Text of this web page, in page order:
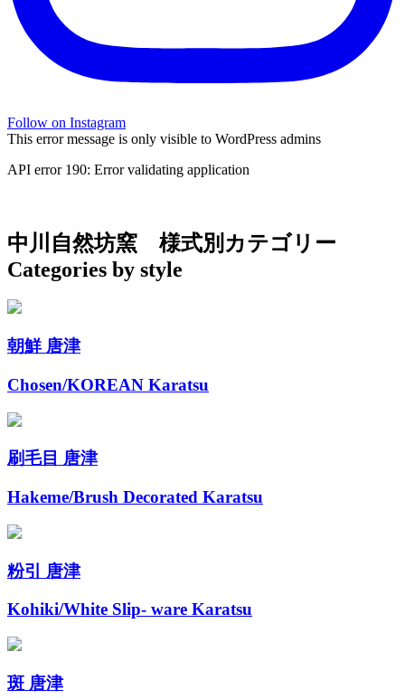
Follow on Instagram
This error message is only visible to WordPress admins
API error 190: Error validating application
中川自然坊窯
様式別カテゴリー
Categories by style
朝鮮 唐津
Chosen/KOREAN Karatsu
刷毛目 唐津
Hakeme/Brush Decorated Karatsu
粉引 唐津
Kohiki/White Slip- ware Karatsu
斑 唐津